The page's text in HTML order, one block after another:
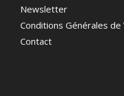
Newsletter
Conditions Générales de
Contact